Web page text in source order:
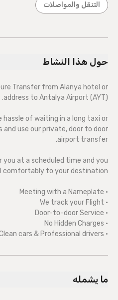
التنقل والمواصلات
حول هذا النشاط
Transfer from Alanya hotel or
address to Antalya Airport (AYT).
hassle of waiting in a long taxi or
and use our private, door to door
airport transfer.
you at a scheduled time and you
comfortably to your destination.
• Meeting with a Nameplate
• We track your Flight
• Door-to-door Service
• No Hidden Charges
• Clean cars & Professional drivers
ما يشمله